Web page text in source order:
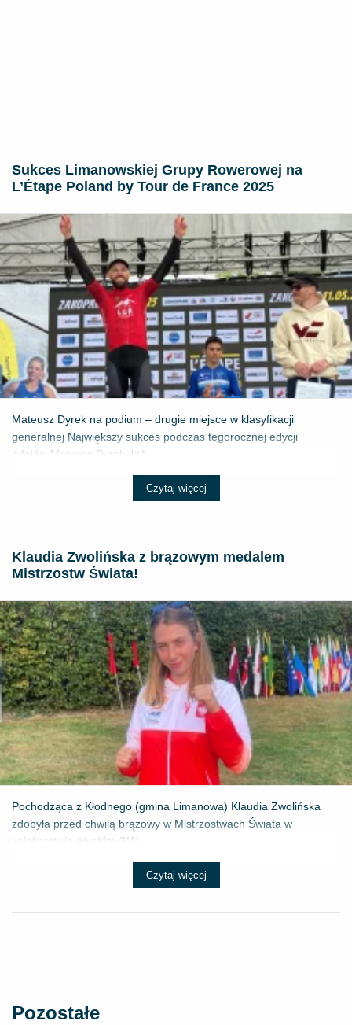
Sukces Limanowskiej Grupy Rowerowej na
L’Étape Poland by Tour de France 2025
Mateusz Dyrek na podium – drugie miejsce w klasyfikacji
generalnej Największy sukces podczas tegorocznej edycji
odniósł Mateusz Dyrek, któ...
Czytaj więcej
Klaudia Zwolińska z brązowym medalem
Mistrzostw Świata!
Pochodząca z Kłodnego (gmina Limanowa) Klaudia Zwolińska
zdobyła przed chwilą brązowy w Mistrzostwach Świata w
kajakarstwie górskim (K1) ...
Czytaj więcej
Pozostałe